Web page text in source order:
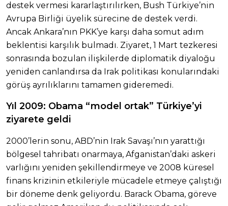
destek vermesi kararlaştırılırken, Bush Türkiye’nin
Avrupa Birliği üyelik sürecine de destek verdi.
Ancak Ankara’nın PKK’ye karşı daha somut adım
beklentisi karşılık bulmadı. Ziyaret, 1 Mart tezkeresi
sonrasında bozulan ilişkilerde diplomatik diyaloğu
yeniden canlandırsa da Irak politikası konularındaki
görüş ayrılıklarını tamamen gideremedi.
Yıl 2009: Obama “model ortak” Türkiye’yi
ziyarete geldi
2000’lerin sonu, ABD’nin Irak Savaşı’nın yarattığı
bölgesel tahribatı onarmaya, Afganistan’daki askeri
varlığını yeniden şekillendirmeye ve 2008 küresel
finans krizinin etkileriyle mücadele etmeye çalıştığı
bir döneme denk geliyordu. Barack Obama, göreve